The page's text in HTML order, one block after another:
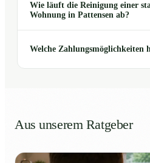
Wie läuft die Reinigung einer
Wohnung in Pattensen ab?
Welche Zahlungsmöglichkeiten
Aus unserem Ratgeber